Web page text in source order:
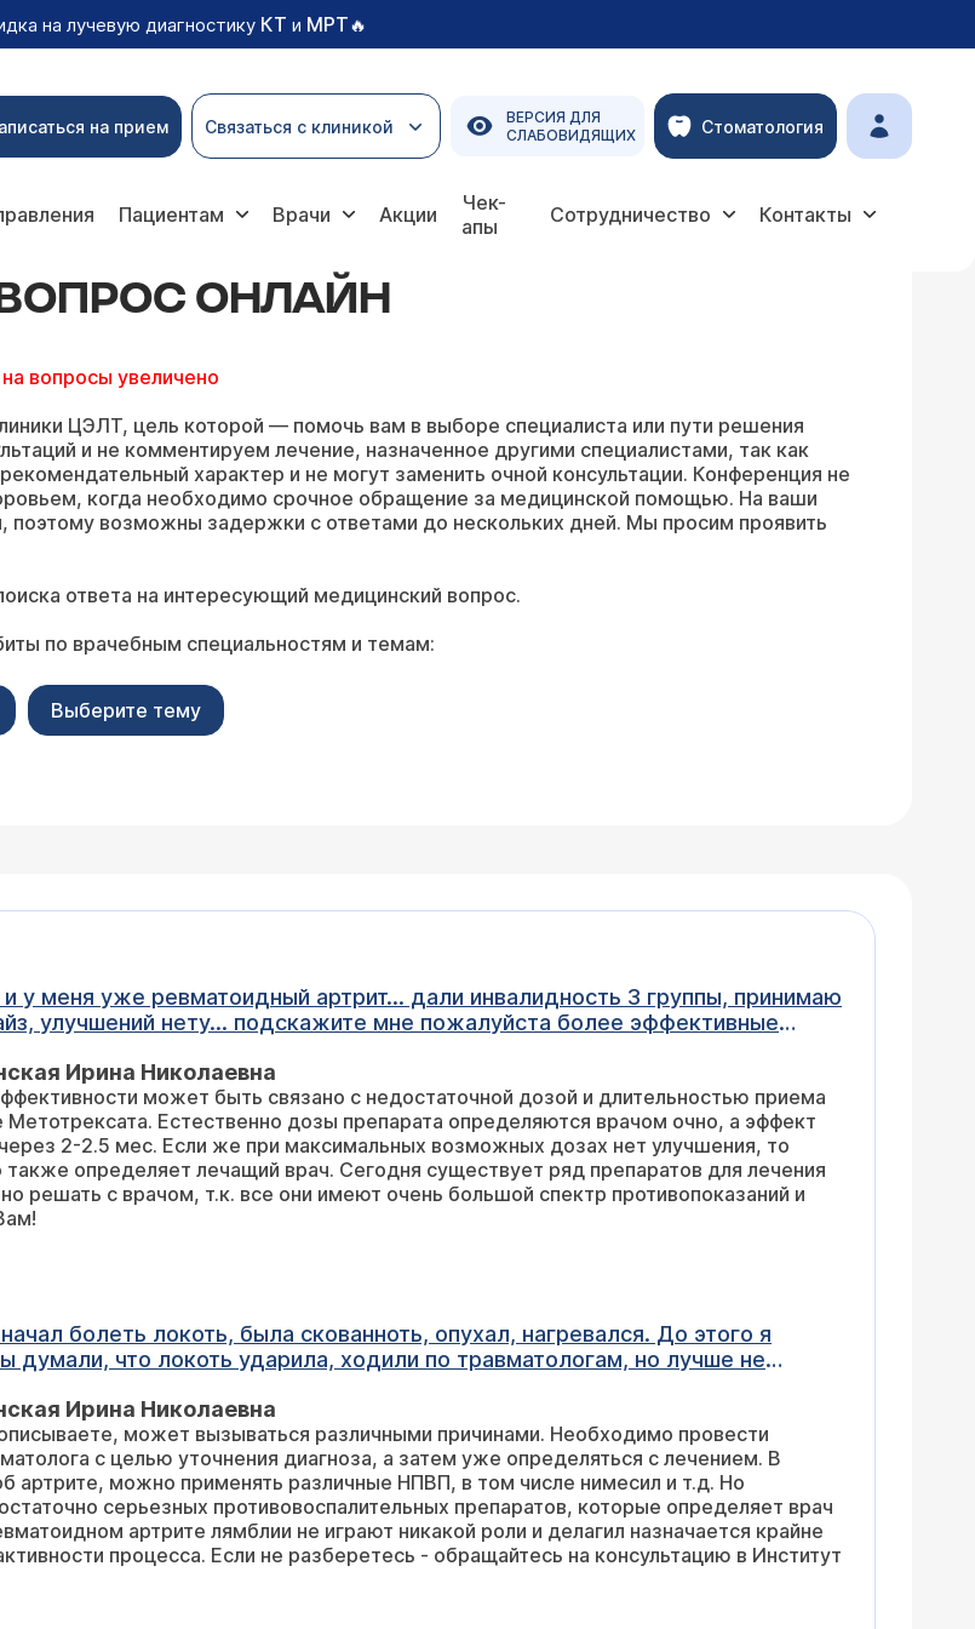
на лучевую диагностику КТ и МРТ🔥
на прием Связаться с клиникой
ВЕРСИЯ ДЛЯ
СЛАБОВИДЯЩИХ
Стоматология
Пациентам Врачи Акции
Чек-
апы
Сотрудничество Контакты
ОНЛАЙН
вопросы увеличено
ЦЭЛТ, цель которой — помочь вам в выборе специалиста или пути решения
и не комментируем лечение, назначенное другими специалистами, так как
характер и не могут заменить очной консультации. Конференция не
когда необходимо срочное обращение за медицинской помощью. На ваши
возможны задержки с ответами до нескольких дней. Мы просим проявить
ответа на интересующий медицинский вопрос.
по врачебным специальностям и темам:
Выберите тему
у меня уже ревматоидный артрит... дали инвалидность 3 группы, принимаю
улучшений нету... подскажите мне пожалуйста более эффективные
Ирина Николаевна
может быть связано с недостаточной дозой и длительностью приема
Метотрексата. Естественно дозы препарата определяются врачом очно, а эффект
максимальных возможных дозах нет улучшения, то
определяет лечащий врач. Сегодня существует ряд препаратов для лечения
решать с врачом, т.к. все они имеют очень большой спектр противопоказаний и
болеть локоть, была скованноть, опухал, нагревался. До этого я
думали, что локоть ударила, ходили по травматологам, но лучше не
общий анализ крови, была повышана соэ, все остальное в норме, но
Стала пить немесил, помогало, снимало боль, но воспаления
меня болит 6 суставов, рука, но я её разрабатываю, так как началась
сустав, мизинец и стопа. Пью лекарства: деклаберл ретард и делагил.
укол ретарпена? Ещё недавно сдала анализ на антиген Б27, его
можете посоветовать, ещё есть активные лямблии, могут ли они быть
Ирина Николаевна
может вызываться различными причинами. Необходимо провести
с целью уточнения диагноза, а затем уже определяться с лечением. В
артрите, можно применять различные НПВП, в том числе нимесил и т.д. Но
серьезных противовоспалительных препаратов, которые определяет врач
артрите лямблии не играют никакой роли и делагил назначается крайне
процесса. Если не разберетесь - обращайтесь на консультацию в Институт